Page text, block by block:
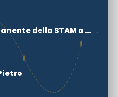
La mostra permanente della STAM a Gand ›
›